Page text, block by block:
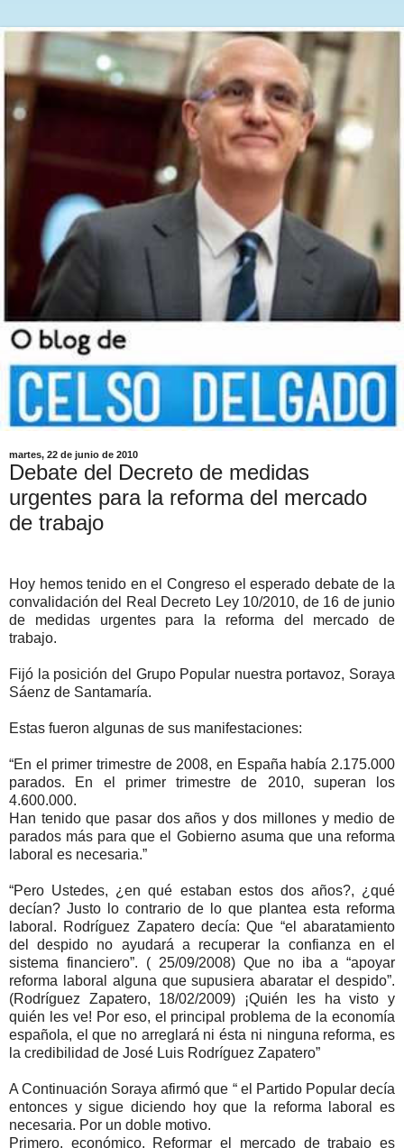
martes, 22 de junio de 2010
Debate del Decreto de medidas
urgentes para la reforma del mercado
de trabajo
Hoy hemos tenido en el Congreso el esperado debate de la
convalidación del Real Decreto Ley 10/2010, de 16 de junio
de medidas urgentes para la reforma del mercado de
trabajo.
Fijó la posición del Grupo Popular nuestra portavoz, Soraya
Sáenz de Santamaría.
Estas fueron algunas de sus manifestaciones:
“En el primer trimestre de 2008, en España había 2.175.000
parados. En el primer trimestre de 2010, superan los
4.600.000.
Han tenido que pasar dos años y dos millones y medio de
parados más para que el Gobierno asuma que una reforma
laboral es necesaria.”
“Pero Ustedes, ¿en qué estaban estos dos años?, ¿qué
decían? Justo lo contrario de lo que plantea esta reforma
laboral. Rodríguez Zapatero decía: Que “el abaratamiento
del despido no ayudará a recuperar la confianza en el
sistema financiero”. ( 25/09/2008) Que no iba a “apoyar
reforma laboral alguna que supusiera abaratar el despido”.
(Rodríguez Zapatero, 18/02/2009) ¡Quién les ha visto y
quién les ve! Por eso, el principal problema de la economía
española, el que no arreglará ni ésta ni ninguna reforma, es
la credibilidad de José Luis Rodríguez Zapatero”
A Continuación Soraya afirmó que “ el Partido Popular decía
entonces y sigue diciendo hoy que la reforma laboral es
necesaria. Por un doble motivo.
Primero, económico. Reformar el mercado de trabajo es